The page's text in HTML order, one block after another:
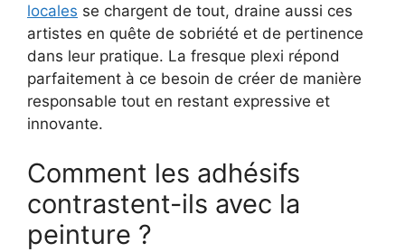
locales se chargent de tout, draine aussi ces
artistes en quête de sobriété et de pertinence
dans leur pratique. La fresque plexi répond
parfaitement à ce besoin de créer de manière
responsable tout en restant expressive et
innovante.
Comment les adhésifs
contrastent-ils avec la
peinture ?